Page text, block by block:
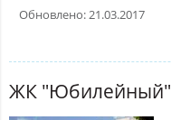
Обновлено: 21.03.2017
ЖК "Юбилейный"